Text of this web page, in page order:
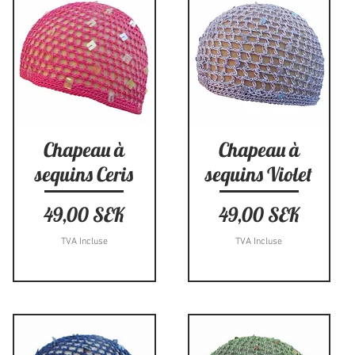
Aperçu rapide
Chapeau à
sequins Ceris
Prix
49,00 SEK
TVA Incluse
Aperçu rapide
Chapeau à
sequins Violet
Prix
49,00 SEK
TVA Incluse